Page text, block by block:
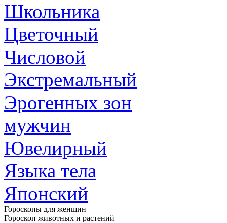
Школьника
Цветочный
Числовой
Экстремальный
Эрогенных зон
мужчин
Ювелирный
Языка тела
Японский
Гороскопы для женщин
Гороскоп животных и растений